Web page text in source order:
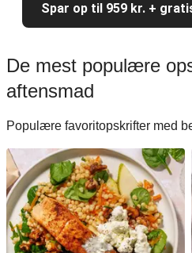
Spar op til 959 kr. +
De mest populære
aftensmad
Populære favoritopskrifter med